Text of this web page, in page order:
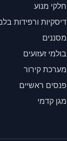
חלקי מנוע
דיסקיות ורפידות
מסננים
בולמי זעזועים
מערכת קירור
פנסים ראשיים
מגן קדמי